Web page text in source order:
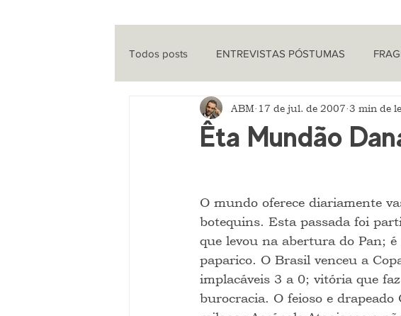
Todos posts ENTREVISTAS PÓSTUMAS
ENTREVISTAS CINEMA
Êta Mundão
ABM 17 de jul. de 2007 3 min de
O mundo oferece diariamente
botequins. Esta passada foi
que levou na abertura do Pan;
paparico. O Brasil venceu a
implacáveis 3 a 0; vitória que
burocracia. O feioso e